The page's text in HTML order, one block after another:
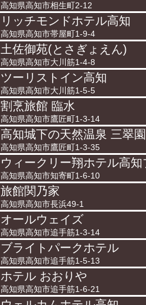
高知県高知市相生町2-12
リッチモンドホテル高知
高知県高知市帯屋町1-9-4
土佐御苑(とさぎょえん)
高知県高知市大川筋1-4-8
ツーリストイン高知
高知県高知市大川筋1-5-5
割烹旅館 臨水
高知県高知市鷹匠町1-3-14
高知城下の天然温泉 三翠園
高知県高知市鷹匠町1-3-35
ウィークリー翔ホテル高知
高知県高知市知寄町1-6-10
旅館関乃家
高知県高知市長浜49-1
オールウェイズ
高知県高知市追手筋1-3-14
ブライトパークホテル
高知県高知市追手筋1-5-13
ホテル おおりや
高知県高知市追手筋1-6-21